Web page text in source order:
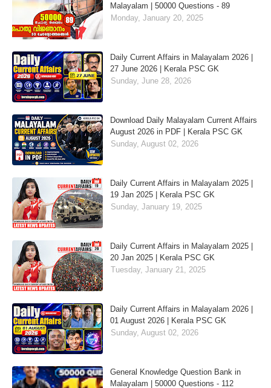
Malayalam | 50000 Questions - 89
Monday, January 20, 2025
Daily Current Affairs in Malayalam 2026 |
27 June 2026 | Kerala PSC GK
Sunday, June 28, 2026
Download Daily Malayalam Current Affairs
August 2026 in PDF | Kerala PSC GK
Sunday, August 02, 2026
Daily Current Affairs in Malayalam 2025 |
19 Jan 2025 | Kerala PSC GK
Sunday, January 19, 2025
Daily Current Affairs in Malayalam 2025 |
20 Jan 2025 | Kerala PSC GK
Tuesday, January 21, 2025
Daily Current Affairs in Malayalam 2026 |
01 August 2026 | Kerala PSC GK
Sunday, August 02, 2026
General Knowledge Question Bank in
Malayalam | 50000 Questions - 112